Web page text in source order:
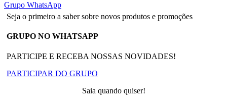
Grupo WhatsApp
Seja o primeiro a saber sobre novos produtos e promoções
GRUPO NO WHATSAPP
PARTICIPE E RECEBA NOSSAS NOVIDADES!
PARTICIPAR DO GRUPO
Saia quando quiser!